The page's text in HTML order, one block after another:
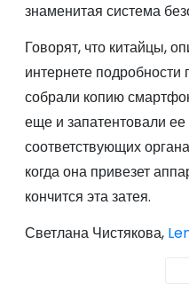
знаменитая система
Говорят, что китайцы,
интернете
собрали копию
еще и запатентовали
соответствующих
когда она привезет
кончится эта затея.
Светлана Чистякова,